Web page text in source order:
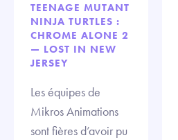
TEENAGE MUTANT
NINJA TURTLES :
CHROME ALONE 2
— LOST IN NEW
JERSEY
Les équipes de
Mikros Animations
sont fières d’avoir pu